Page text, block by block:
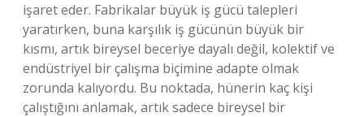
işaret eder. Fabrikalar büyük iş gücü talepleri
yaratırken, buna karşılık iş gücünün büyük bir
kısmı, artık bireysel beceriye dayalı değil, kolektif ve
endüstriyel bir çalışma biçimine adapte olmak
zorunda kalıyordu. Bu noktada, hünerin kaç kişi
çalıştığını anlamak, artık sadece bireysel bir